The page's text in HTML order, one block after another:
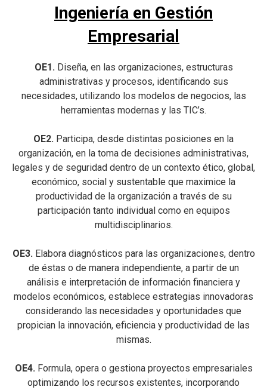
Ingeniería en Gestión
Empresarial
OE1. Diseña, en las organizaciones, estructuras
administrativas y procesos, identificando sus
necesidades, utilizando los modelos de negocios, las
herramientas modernas y las TIC’s.
OE2. Participa, desde distintas posiciones en la
organización, en la toma de decisiones administrativas,
legales y de seguridad dentro de un contexto ético, global,
económico, social y sustentable que maximice la
productividad de la organización a través de su
participación tanto individual como en equipos
multidisciplinarios.
OE3. Elabora diagnósticos para las organizaciones, dentro
de éstas o de manera independiente, a partir de un
análisis e interpretación de información financiera y
modelos económicos, establece estrategias innovadoras
considerando las necesidades y oportunidades que
propician la innovación, eficiencia y productividad de las
mismas.
OE4. Formula, opera o gestiona proyectos empresariales
optimizando los recursos existentes, incorporando